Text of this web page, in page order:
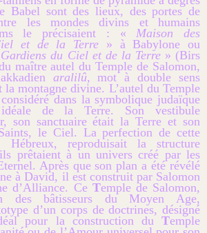
Babel sont des lieux, des portes de
les mondes divins et humains
le précisaient : « Maison des
et de la Terre » à Babylone ou
Gardiens du Ciel et de la Terre» (Birs
maître autel du Temple de Salomon,
aralilû, mot à double sens
la montagne divine. L’autel du Temple
dans la symbolique judaïque
idéale de la Terre. Son vestibule
son sanctuaire était la Terre et son
le Ciel. La perfection de cette
reproduisait la structure
prêtaient à un univers créé par les
Après que son plan a été révélé
à David, il est construit par Salomon
d’Alliance. Ce Temple de Salomon,
des bâtisseurs du Moyen Age,
d’un corps de doctrines, désigné
pour la construction du Temple